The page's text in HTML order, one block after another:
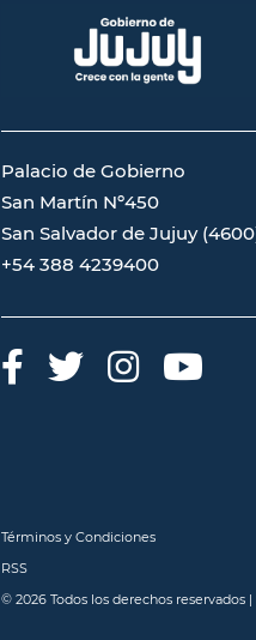
Palacio de Gobierno
San Martín Nº450
San Salvador de Jujuy
+54 388 4239400
Términos y Condiciones
RSS
© 2026 Todos los derechos